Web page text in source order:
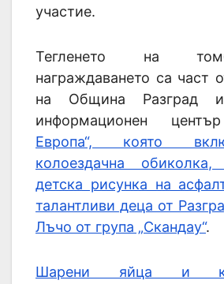
участие.
Тегленето на
награждаването са част
на Община Разград и
информационен
Европа“, която
колоездачна
детска рисунка на
талантливи деца от
Лъчо от група „Скандау“.
Шарени яйца и